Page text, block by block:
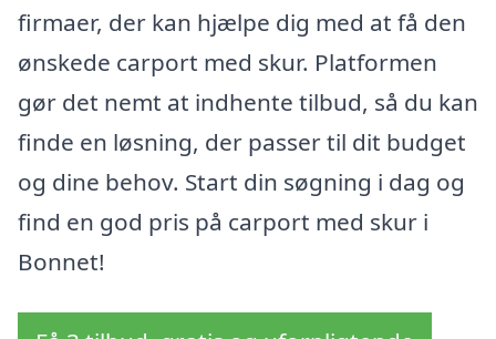
firmaer, der kan hjælpe dig med at få den
ønskede carport med skur. Platformen
gør det nemt at indhente tilbud, så du kan
finde en løsning, der passer til dit budget
og dine behov. Start din søgning i dag og
find en god pris på carport med skur i
Bonnet!